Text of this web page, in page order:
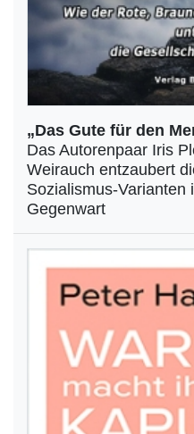
„Das Gute für den
Das Autorenpaar Iris
Weirauch entzaubert
Sozialismus-Varianten
Gegenwart